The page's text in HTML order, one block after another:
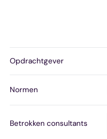
Opdrachtgever
Normen
Betrokken consultants